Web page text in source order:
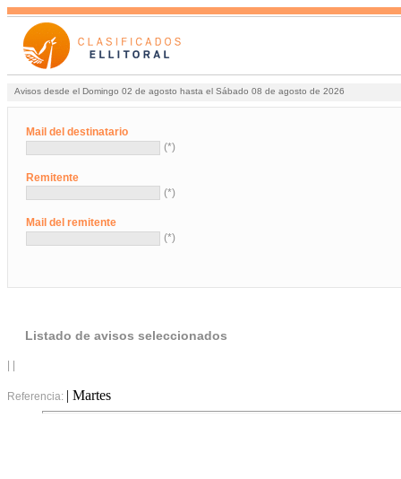
Avisos desde el Domingo 02 de agosto hasta el Sábado 08 de agosto de 2026
Mail del destinatario
(*)
Remitente
(*)
Mail del remitente
(*)
Listado de avisos seleccionados
Referencia: | Martes